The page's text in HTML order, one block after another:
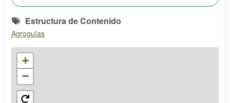
Estructura de Contenido
Agroguías
+
−